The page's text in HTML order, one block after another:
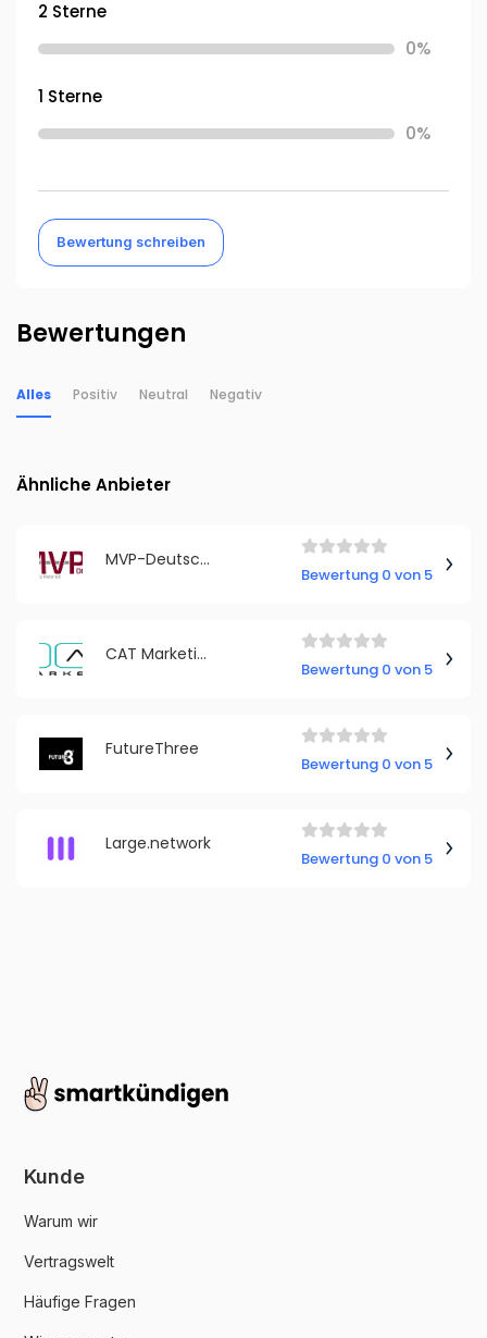
2 Sterne
0%
1 Sterne
0%
Bewertung schreiben
Bewertungen
Alles Positiv Neutral Negativ
Ähnliche Anbieter
MVP-Deutschland GmbH
Bewertung 0 von 5
CAT Marketing GmbH
Bewertung 0 von 5
FutureThree
Bewertung 0 von 5
Large.network
Bewertung 0 von 5
Kunde
Warum wir
Vertragswelt
Häufige Fragen